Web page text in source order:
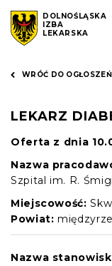
DOLNOŚLĄSKA
IZBA
LEKARSKA
WRÓĆ DO OGŁOSZEŃ
LEKARZ
Oferta z dnia
Nazwa
Szpital im. R.
Miejscowość:
Powiat:
Nazwa